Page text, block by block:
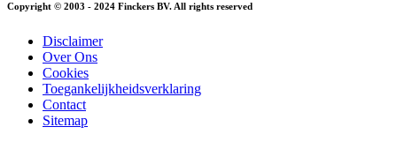
Copyright © 2003 - 2024 Finckers BV. All rights reserved
Disclaimer
Over Ons
Cookies
Toegankelijkheidsverklaring
Contact
Sitemap